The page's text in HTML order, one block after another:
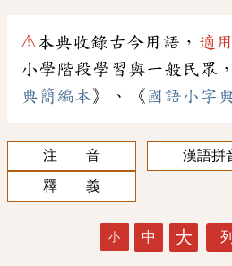
⚠本典收錄古今用語， 適
小學階段學習與一般民眾
典簡編本》、《 國語小字
注 音
漢語拼
釋 義
小 中 大